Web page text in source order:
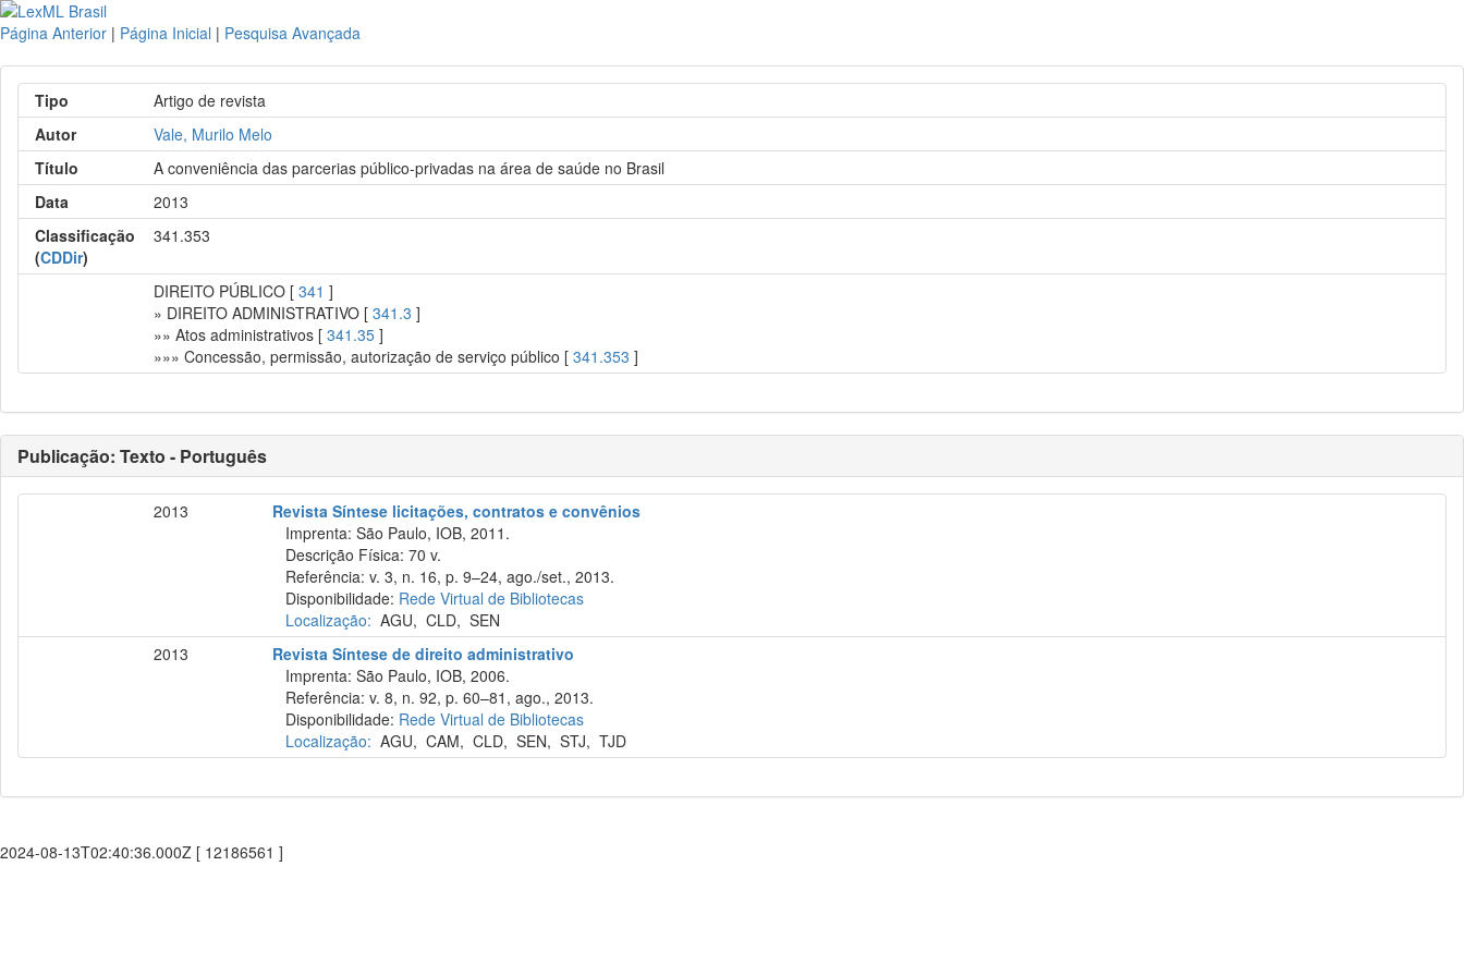
Página Anterior | Página Inicial | Pesquisa Avançada
Tipo
Artigo de revista
Autor
Vale, Murilo Melo
Título
A conveniência das parcerias público-privadas na área de saúde no Brasil
Data
2013
Classificação
(CDDir)
341.353
DIREITO PÚBLICO [341 ]
» DIREITO ADMINISTRATIVO [341.3 ]
»» Atos administrativos [341.35 ]
»»» Concessão, permissão, autorização de serviço público [341.353 ]
Publicação: Texto - Português
2013
Revista Síntese licitações, contratos e convênios
Imprenta: São Paulo, IOB, 2011.
Descrição Física: 70 v.
Referência: v. 3, n. 16, p. 9–24, ago./set., 2013.
Disponibilidade: Rede Virtual de Bibliotecas
Localização: AGU,CLD,SEN
2013
Revista Síntese de direito administrativo
Imprenta: São Paulo, IOB, 2006.
Referência: v. 8, n. 92, p. 60–81, ago., 2013.
Disponibilidade: Rede Virtual de Bibliotecas
Localização: AGU,CAM,CLD,SEN,STJ,TJD
2024-08-13T02:40:36.000Z [ 12186561 ]